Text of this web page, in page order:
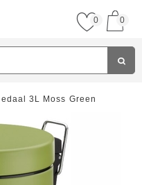
0 0
3L Moss Green